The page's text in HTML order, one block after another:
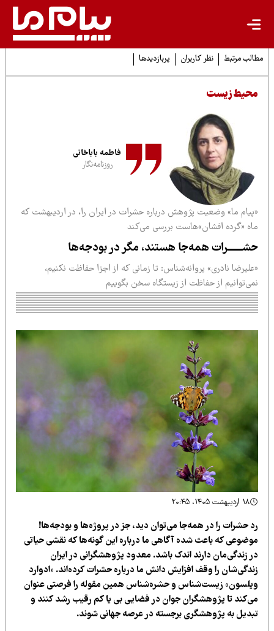
مرتبط نظر کاربران پربازدیدها
زیست
فاطمه باباخانی
روزنامه‌نگار
ما» وضعیت پژوهش درباره حشرات در ایران را، در اردیبهشت که
«گرده افشان»هاست بررسی می‌کند
همه‌جا هستند، مگر در بودجه‌ها
نادری» پروانه‌شناس: تا زمانی که از اجزا حفاظت نکنیم،
از حفاظت از زیستگاه سخن بگوییم
حشرات را در همه‌جا می‌توان دید، جز در پروژه‌ها و بودجه‌ها!
که باعث شده آگاهی ما درباره این گونه‌ها که نقشی حیاتی
زندگی‌مان دارند اندک باشد. معدود پژوهشگرانی در ایران
را وقف افزایش دانش ما درباره حشرات کرده‌اند. «ادوارد
زیست‌شناس و حشره‌شناس همین مقوله را فرصتی عنوان
تا پژوهشگران جوان در فضایی بی یا کم رقیب رشد کنند و
به پژوهشگری برجسته در عرصه جهانی شوند.